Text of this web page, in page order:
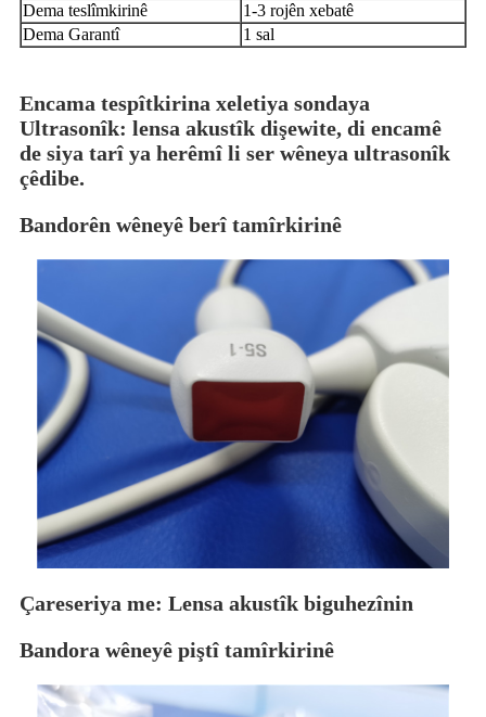
Dema teslîmkirinê
1-3 rojên xebatê
Dema Garantî
1 sal
Encama tespîtkirina xeletiya sondaya
Ultrasonîk: lensa akustîk dişewite, di encamê
de siya tarî ya herêmî li ser wêneya ultrasonîk
çêdibe.
Bandorên wêneyê berî tamîrkirinê
Çareseriya me: Lensa akustîk biguhezînin
Bandora wêneyê piştî tamîrkirinê